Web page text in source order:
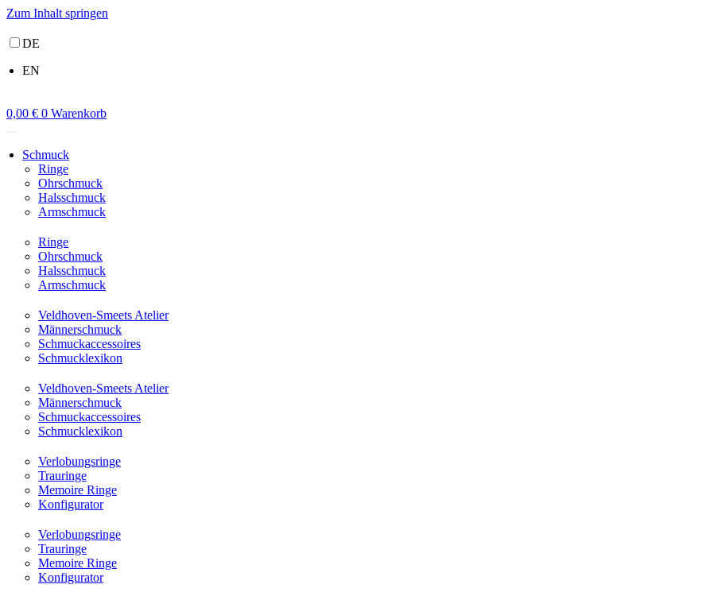
Zum Inhalt springen
DE
EN
0,00 € 0 Warenkorb
Schmuck
Ringe
Ohrschmuck
Halsschmuck
Armschmuck
Ringe
Ohrschmuck
Halsschmuck
Armschmuck
Veldhoven-Smeets Atelier
Männerschmuck
Schmuckaccessoires
Schmucklexikon
Veldhoven-Smeets Atelier
Männerschmuck
Schmuckaccessoires
Schmucklexikon
Verlobungsringe
Trauringe
Memoire Ringe
Konfigurator
Verlobungsringe
Trauringe
Memoire Ringe
Konfigurator